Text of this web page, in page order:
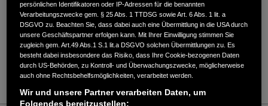
Verkauf / Kundendienst
05181/9174032
E-Mail
persönlichen Identifikatoren oder IP-Adressen für die benannten
Verarbeitungszwecke gem. § 25 Abs. 1 TTDSG sowie Art. 6 Abs. 1 lit. a
DSGVO zu. Beachten Sie, dass dabei auch eine Übermittlung in die USA durch
unsere Geschäftspartner erfolgen kann. Mit Ihrer Einwilligung stimmen Sie
zugleich gem. Art.49 Abs.1 S.1 lit.a DSGVO solchen Übermittlungen zu. Es
besteht dabei insbesondere das Risiko, dass Ihre Cookie-bezogenen Daten
durch US-Behörden, zu Kontroll- und Überwachungszwecke, möglicherweise
auch ohne Rechtsbehelfsmöglichkeiten, verarbeitet werden.
Wir und unsere Partner verarbeiten Daten, um
Folgendes bereitzustellen: